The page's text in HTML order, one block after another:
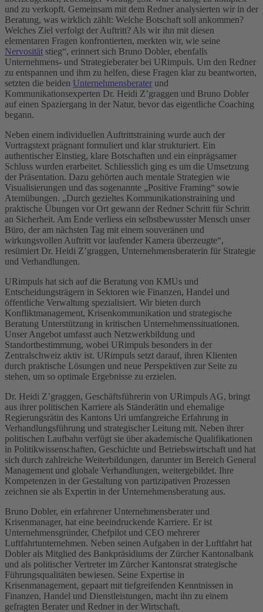
und zu verkopft. Gemeinsam mit dem Redner analysierten wir in der
Beratung, was wirklich zählt: Welche Botschaft soll ankommen?
Welches Ziel verfolgt der Auftritt? Als wir ihn mit diesen
elementaren Fragen konfrontierten, merkten wir, wie seine
Nervosität stieg“, erinnert sich Bruno Dobler, ebenfalls
Unternehmens- und Strategieberater bei URimpuls. Um den Redner
zu entspannen und ihm zu helfen, diese Fragen klar zu beantworten,
setzten die beiden Unternehmensberater und
Kommunikationsexperten Dr. Heidi Z’graggen und Bruno Dobler
auf einen Spaziergang in der Natur, bevor das eigentliche Coaching
begann.
Neben einem individuellen Auftrittstraining wurde auch der
Vortragstext prägnant formuliert und klar strukturiert. Ein
authentischer Einstieg, klare Botschaften und ein einprägsamer
Schluss wurden erarbeitet. Schliesslich ging es um die Umsetzung
der Präsentation. Dazu gehörten auch mentale Strategien wie
Visualisierungen und das sogenannte „Positive Framing“ sowie
Atemübungen. „Durch gezieltes Kommunikationstraining und
praktische Übungen vor Ort gewann der Redner Schritt für Schritt
an Sicherheit. Am Ende verliess ein selbstbewusster Mensch unser
Büro, der am nächsten Tag mit einem souveränen und
wirkungsvollen Auftritt vor laufender Kamera überzeugte“,
resümiert Dr. Heidi Z’graggen, Unternehmensberaterin für Strategie
und Verhandlungen.
URimpuls hat sich auf die Beratung von KMUs und
Entscheidungsträgern in Sektoren wie Finanzen, Handel und
öffentliche Verwaltung spezialisiert. Wir bieten durch
Konfliktmanagement, Krisenkommunikation und strategische
Beratung Unterstützung in kritischen Unternehmenssituationen.
Unser Angebot umfasst auch Netzwerkbildung und
Standortbestimmung, wobei URimpuls besonders in der
Zentralschweiz aktiv ist. URimpuls setzt darauf, ihren Klienten
durch praktische Lösungen und neue Perspektiven zur Seite zu
stehen, um so optimale Ergebnisse zu erzielen.
Dr. Heidi Z’graggen, Geschäftsführerin von URimpuls AG, bringt
aus ihrer politischen Karriere als Ständerätin und ehemalige
Regierungsrätin des Kantons Uri umfangreiche Erfahrung in
Verhandlungsführung und strategischer Leitung mit. Neben ihrer
politischen Laufbahn verfügt sie über akademische Qualifikationen
in Politikwissenschaften, Geschichte und Betriebswirtschaft und hat
sich durch zahlreiche Weiterbildungen, darunter im Bereich General
Management und globale Verhandlungen, weitergebildet. Ihre
Kompetenzen in der Gestaltung von partizipativen Prozessen
zeichnen sie als Expertin in der Unternehmensberatung aus.
Bruno Dobler, ein erfahrener Unternehmensberater und
Krisenmanager, hat eine beeindruckende Karriere. Er ist
Unternehmensgründer, Chefpilot und CEO mehrerer
Luftfahrtunternehmen. Neben seinen Aufgaben in der Luftfahrt hat
Dobler als Mitglied des Bankpräsidiums der Zürcher Kantonalbank
und als politischer Vertreter im Zürcher Kantonsrat strategische
Führungsqualitäten bewiesen. Seine Expertise in
Krisenmanagement, gepaart mit tiefgreifenden Kenntnissen in
Finanzen, Handel und Dienstleistungen, macht ihn zu einem
gefragten Berater und Redner in der Wirtschaft.